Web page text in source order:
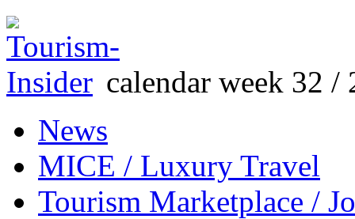
calendar week 32 /
News
MICE / Luxury Travel
Tourism Marketplace /